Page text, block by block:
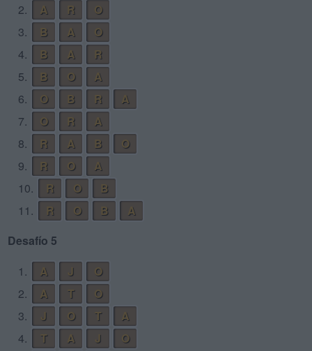
2.
A R
O
3.
B A
O
4.
B A
R
5.
B O
A
6.
O B R
A
7.
O R
A
8.
R A B
O
9.
R O
A
10.
R O
B
11.
R O B
A
Desafío 5
1.
A J
O
2.
A T
O
3.
J O T
A
4.
T A J
O